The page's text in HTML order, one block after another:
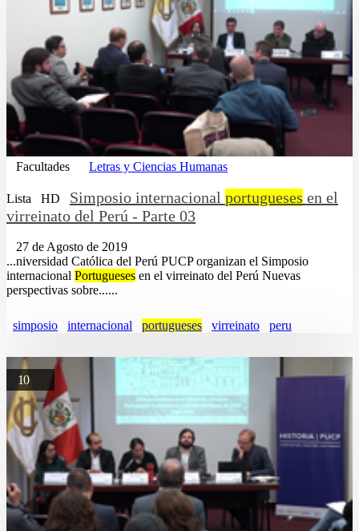
Facultades Letras y Ciencias Humanas
Lista HD Simposio internacional portugueses en el
virreinato del Perú - Parte 03
27 de Agosto de 2019
...niversidad Católica del Perú PUCP organizan el Simposio
internacional Portugueses en el virreinato del Perú Nuevas
perspectivas sobre......
simposio internacional portugueses virreinato peru
10